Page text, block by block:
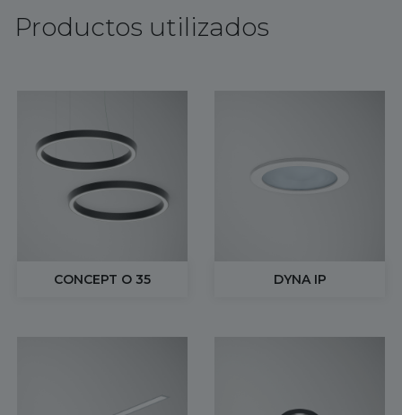
Productos utilizados
CONCEPT O 35 DYNA IP